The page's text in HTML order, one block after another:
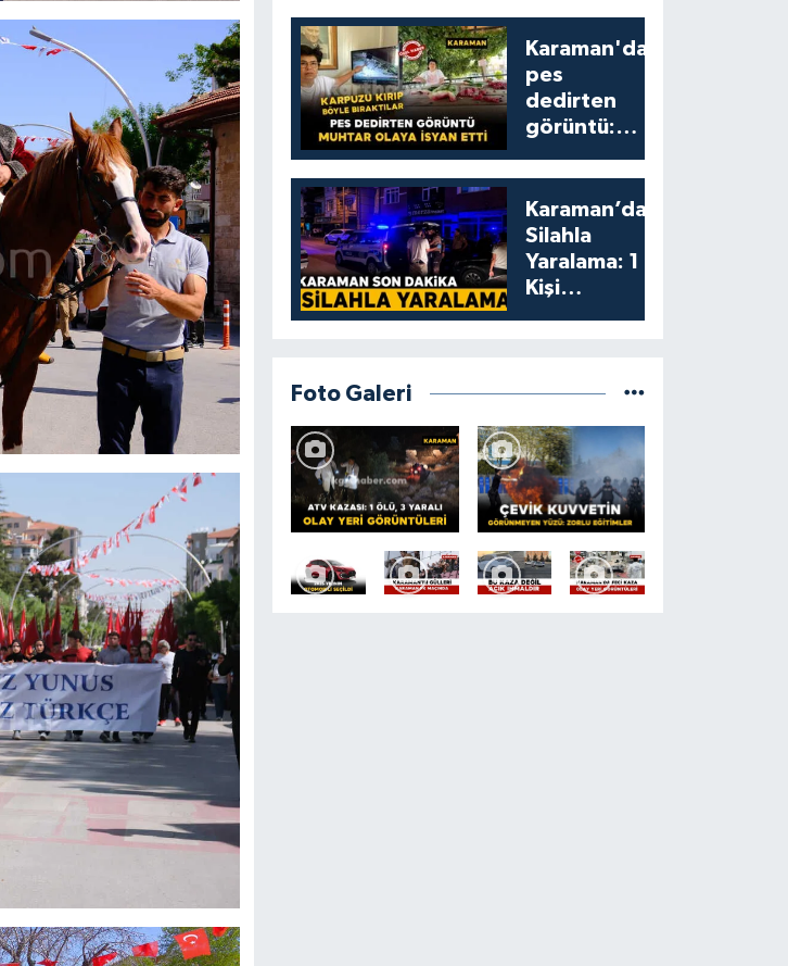
Karaman'da
pes
dedirten
görüntü:
yumruklayıp
yediler,
artıklarını
kamelyada
bıraktılar
Karaman’da
Silahla
Yaralama: 1
Kişi
Foto Galeri